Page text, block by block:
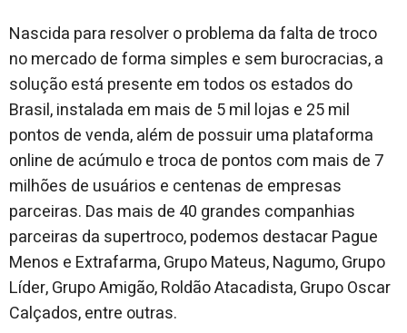
Nascida para resolver o problema da falta de troco
no mercado de forma simples e sem burocracias, a
solução está presente em todos os estados do
Brasil, instalada em mais de 5 mil lojas e 25 mil
pontos de venda, além de possuir uma plataforma
online de acúmulo e troca de pontos com mais de 7
milhões de usuários e centenas de empresas
parceiras. Das mais de 40 grandes companhias
parceiras da supertroco, podemos destacar Pague
Menos e Extrafarma, Grupo Mateus, Nagumo, Grupo
Líder, Grupo Amigão, Roldão Atacadista, Grupo Oscar
Calçados, entre outras.